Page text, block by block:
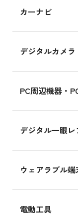
カーナビ
デジタルカメラ
PC周辺機器・
デジタル一眼レ
ウェアラブル端
電動工具